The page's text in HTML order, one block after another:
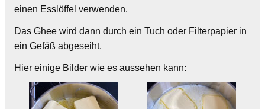
einen Esslöffel verwenden.
Das Ghee wird dann durch ein Tuch oder Filterpapier in
ein Gefäß abgeseiht.
Hier einige Bilder wie es aussehen kann: